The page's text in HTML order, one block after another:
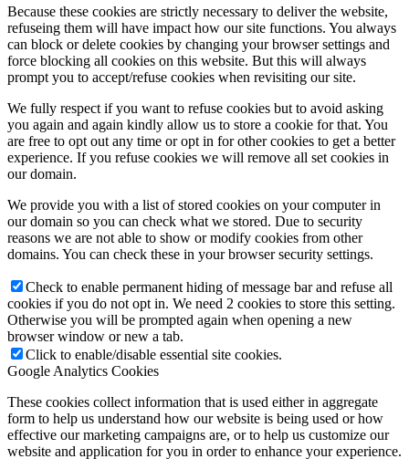
Because these cookies are strictly necessary to deliver the website,
refuseing them will have impact how our site functions. You always
can block or delete cookies by changing your browser settings and
force blocking all cookies on this website. But this will always
prompt you to accept/refuse cookies when revisiting our site.
We fully respect if you want to refuse cookies but to avoid asking
you again and again kindly allow us to store a cookie for that. You
are free to opt out any time or opt in for other cookies to get a better
experience. If you refuse cookies we will remove all set cookies in
our domain.
We provide you with a list of stored cookies on your computer in
our domain so you can check what we stored. Due to security
reasons we are not able to show or modify cookies from other
domains. You can check these in your browser security settings.
Check to enable permanent hiding of message bar and refuse all
cookies if you do not opt in. We need 2 cookies to store this setting.
Otherwise you will be prompted again when opening a new
browser window or new a tab.
Click to enable/disable essential site cookies.
Google Analytics Cookies
These cookies collect information that is used either in aggregate
form to help us understand how our website is being used or how
effective our marketing campaigns are, or to help us customize our
website and application for you in order to enhance your experience.